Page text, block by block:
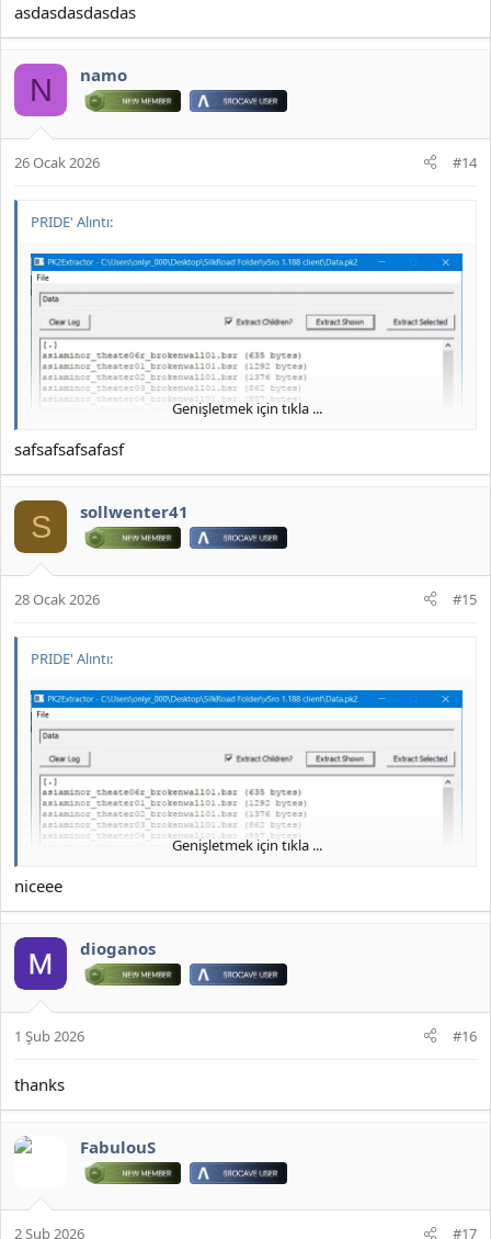
asdasdasdasdas
N namo
26 Ocak 2026 #14
PRIDE' Alıntı:
JOYMAX PK2 EXTRACTOR ÇIKARTICI
2026 DOWNLOAD İNDİR:
*** Gizlenmiş içerik alıntılanamaz. ***
Genişletmek için tıkla ...
safsafsafsafasf
S sollwenter41
28 Ocak 2026 #15
PRIDE' Alıntı:
JOYMAX PK2 EXTRACTOR ÇIKARTICI
2026 DOWNLOAD İNDİR:
Genişletmek için tıkla ...
niceee
dioganos
1 Şub 2026 #16
thanks
FabulouS
2 Şub 2026 #17